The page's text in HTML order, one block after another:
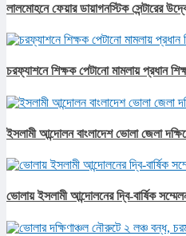
লালমোহনে ফেয়ার ডায়াগনস্টিক সেন্টারের
চরফ্যাশনে শিক্ষক পেটানো মামলায় প্রধান
ইসলামী আন্দোলন বাংলাদেশ ভোলা জেলা
ভোলায় ইসলামী আন্দোলনের দ্বি-বার্ষিক